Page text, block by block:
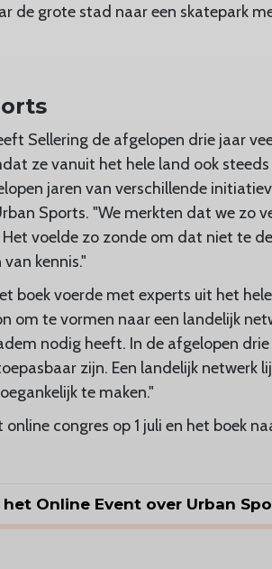
de grote stad naar een skatepark
Sellering de afgelopen drie jaar
ze vanuit het hele land ook
jaren van verschillende
Sports. "We merkten dat we zo
voelde zo zonde om dat niet te
kennis."
boek voerde met experts uit het
om te vormen naar een landelijk
nodig heeft. In de afgelopen
zijn. Een landelijk netwerk
te maken."
congres op 1 juli en het boek
Online Event over Urban